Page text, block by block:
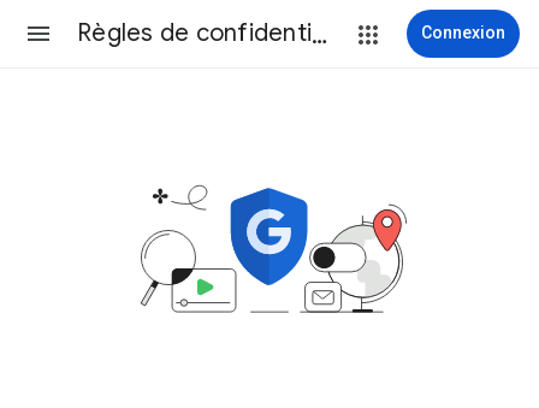
Règles de confidentialité Connexion